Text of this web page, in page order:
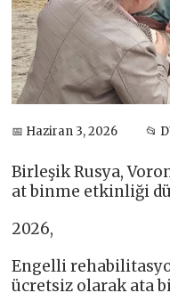
📅 Haziran 3, 2026 📂
Birleşik Rusya,
at binme etkinliği
2026,
Engelli
ücretsiz olarak ata